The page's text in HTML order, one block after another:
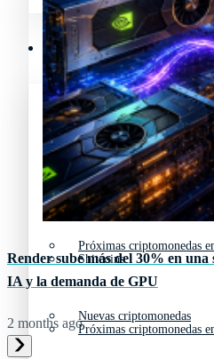
Mejores memecoins
Memecoins de Solana
Shitcoins
Próximas criptomonedas
Nuevas criptomonedas
Recursos y Directorio Cripto
Mejores memecoins
Memecoins de Solana
Shitcoins
Próximas criptomonedas
Render sube más del 30% en una
IA y la demanda de GPU
2 months ago